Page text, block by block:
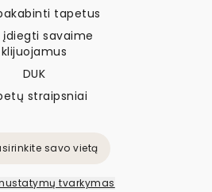
tapetus
įdiegti savaime
klijuojamus
DUK
straipsniai
savo vietą
tvarkymas